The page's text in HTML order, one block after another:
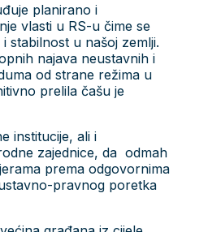
planirano i
vlasti u RS-u čime se
stabilnost u našoj zemlji.
najava neustavnih i
od strane režima u
prelila čašu je
institucije, ali i
zajednice, da odmah
prema odgovornima
pravnog poretka